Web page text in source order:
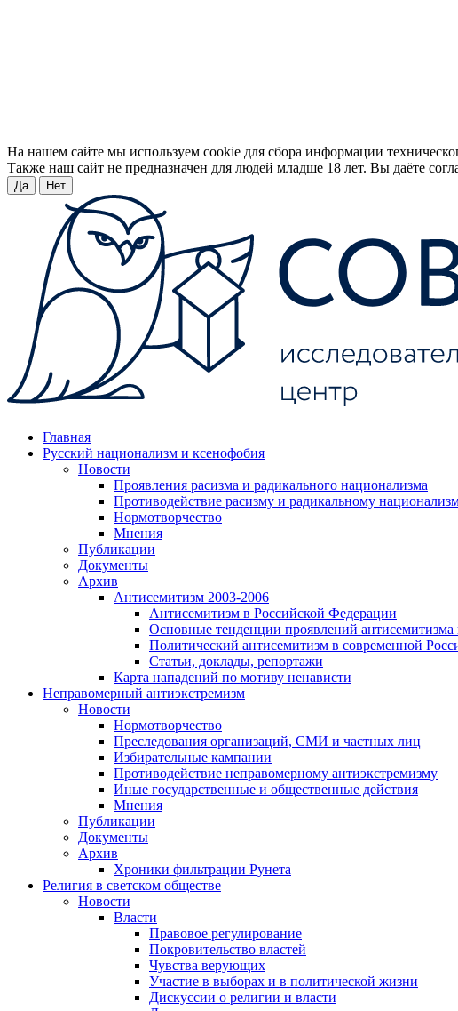
На нашем сайте мы используем cookie для сбора информации
Также наш сайт не предназначен для людей младше 18 лет. Вы даёте
Да Нет
Главная
Русский национализм и ксенофобия
Новости
Проявления расизма и радикального национализма
Противодействие расизму и радикальному
Нормотворчество
Мнения
Публикации
Документы
Архив
Антисемитизм 2003-2006
Антисемитизм в Российской Федерации
Основные тенденции проявлений антисемитизма
Политический антисемитизм в современной
Статьи, доклады, репортажи
Карта нападений по мотиву ненависти
Неправомерный антиэкстремизм
Новости
Нормотворчество
Преследования организаций, СМИ и частных лиц
Избирательные кампании
Противодействие неправомерному антиэкстремизму
Иные государственные и общественные действия
Мнения
Публикации
Документы
Архив
Хроники фильтрации Рунета
Религия в светском обществе
Новости
Власти
Правовое регулирование
Покровительство властей
Чувства верующих
Участие в выборах и в политической жизни
Дискуссии о религии и власти